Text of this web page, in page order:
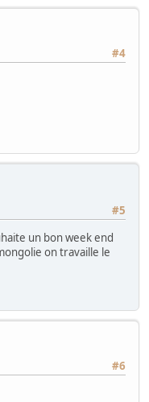
#4
#5
un bon week end
on travaille le
#6